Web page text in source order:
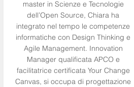
master in Scienze e Tecnologie
dell’Open Source, Chiara ha
integrato nel tempo le competenze
informatiche con Design Thinking e
Agile Management. Innovation
Manager qualificata APCO e
facilitatrice certificata Your Change
Canvas, si occupa di progettazione